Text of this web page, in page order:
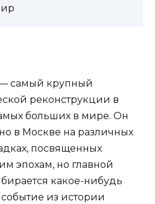
самый крупный
реконструкции в
больших в мире. Он
в Москве на различных
посвященных
эпохам, но главной
какое-нибудь
из истории